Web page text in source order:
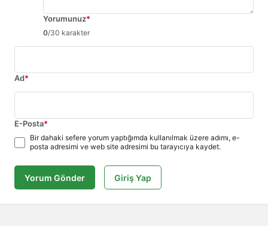
Yorumunuz*
0/30 karakter
Ad*
E-Posta*
Bir dahaki sefere yorum yaptığımda kullanılmak üzere adımı, e-
posta adresimi ve web site adresimi bu tarayıcıya kaydet.
Yorum Gönder Giriş Yap